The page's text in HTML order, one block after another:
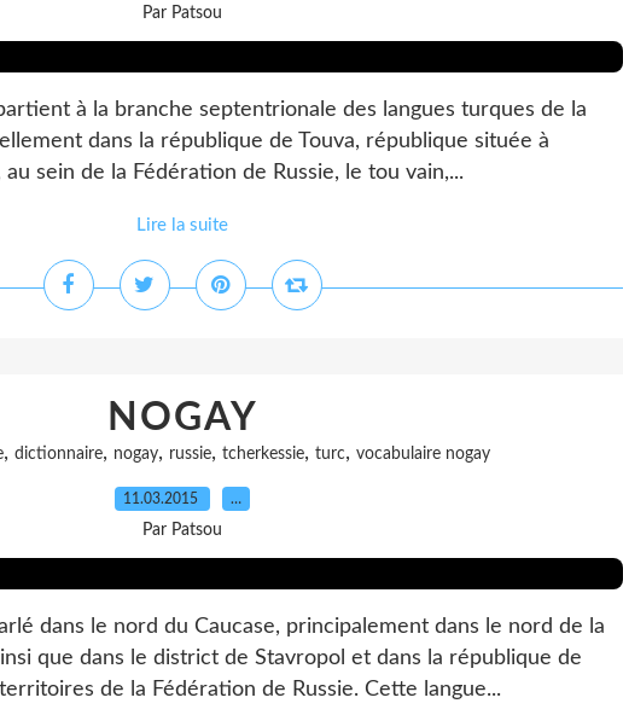
Par Patsou
à la branche septentrionale des langues turques de la
dans la république de Touva, république située à
sein de la Fédération de Russie, le tou vain,...
Lire la suite
NOGAY
, dictionnaire, nogay, russie, tcherkessie, turc, vocabulaire nogay
11.03.2015 …
Par Patsou
dans le nord du Caucase, principalement dans le nord de la
que dans le district de Stavropol et dans la république de
de la Fédération de Russie. Cette langue...